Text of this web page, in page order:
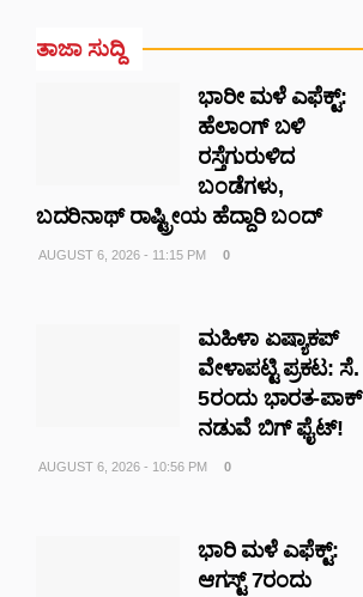
ತಾಜಾ ಸುದ್ದಿ
ಭಾರೀ ಮಳೆ ಎಫೆಕ್ಟ್‌:
ಹೆಲಾಂಗ್ ಬಳಿ
ರಸ್ತೆಗುರುಳಿದ
ಬಂಡೆಗಳು,
ಬದರಿನಾಥ್‌ ರಾಷ್ಟ್ರೀಯ ಹೆದ್ದಾರಿ ಬಂದ್‌
AUGUST 6, 2026 - 11:15 PM 0
ಮಹಿಳಾ ಏಷ್ಯಾಕಪ್
ವೇಳಾಪಟ್ಟಿ ಪ್ರಕಟ: ಸೆ.
5ರಂದು ಭಾರತ-ಪಾಕ್‌
ನಡುವೆ ಬಿಗ್ ಫೈಟ್!
AUGUST 6, 2026 - 10:56 PM 0
ಭಾರಿ ಮಳೆ ಎಫೆಕ್ಟ್:
ಆಗಸ್ಟ್ 7ರಂದು